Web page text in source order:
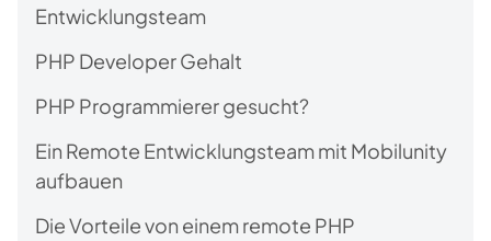
Entwicklungsteam
PHP Developer Gehalt
PHP Programmierer gesucht?
Ein Remote Entwicklungsteam mit Mobilunity
aufbauen
Die Vorteile von einem remote PHP